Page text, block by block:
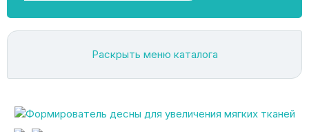
Раскрыть меню каталога